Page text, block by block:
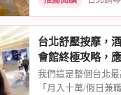
台北舒壓按摩，
會館終極攻略，
指南
我們這是整個台北
「月入十萬/假日兼